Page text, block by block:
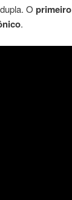
O primeiro
.